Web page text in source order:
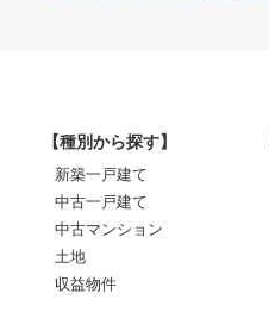
【種別から探す】
新築一戸建て
中古一戸建て
中古マンション
土地
収益物件